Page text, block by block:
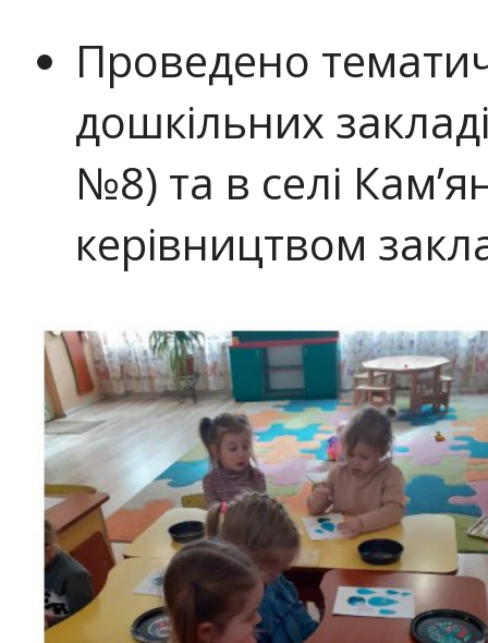
Проведено
дошкільних
№8) та в селі
керівництвом